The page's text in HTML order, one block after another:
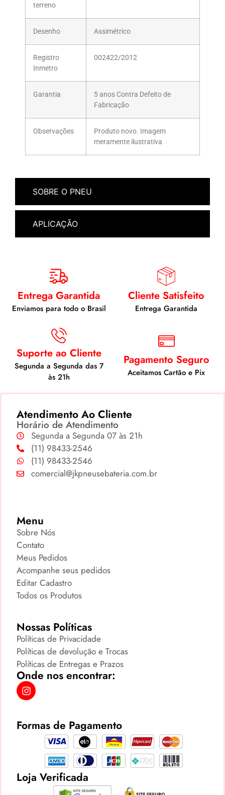
SOBRE O PNEU
APLICAÇÃO
terreno
Desenho Assimétrico
Registro
Inmetro
002422/2012
Garantia
5 anos Contra Defeito de
Fabricação
Observações
Produto novo. Imagem
meramente ilustrativa
Entrega Garantida
Enviamos para todo o Brasil
Cliente Satisfeito
Entrega Garantida
Suporte ao Cliente
Segunda a Segunda das 7
às 21h
Pagamento Seguro
Aceitamos Cartão e Pix
Atendimento Ao Cliente
Horário de Atendimento
Segunda a Segunda 07 às 21h
(11) 98433-2546
(11) 98433-2546
comercial@jkpneusebateria.com.br
Menu
Sobre Nós
Contato
Meus Pedidos
Acompanhe seus pedidos
Editar Cadastro
Todos os Produtos
Nossas Políticas
Políticas de Privacidade
Políticas de devolução e Trocas
Políticas de Entregas e Prazos
Onde nos encontrar:
Formas de Pagamento
Loja Verificada